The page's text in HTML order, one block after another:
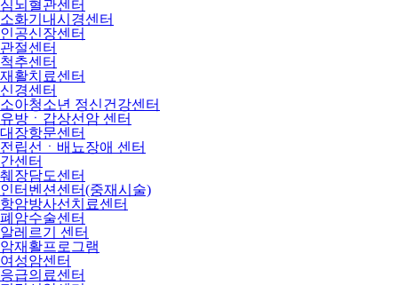
심뇌혈관센터
소화기내시경센터
인공신장센터
관절센터
척추센터
재활치료센터
신경센터
소아청소년 정신건강센터
유방ㆍ갑상선암 센터
대장항문센터
전립선ㆍ배뇨장애 센터
간센터
췌장담도센터
인터벤션센터(중재시술)
항암방사선치료센터
폐암수술센터
알레르기 센터
암재활프로그램
여성암센터
응급의료센터